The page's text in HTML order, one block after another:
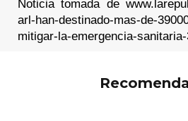
Noticia tomada de
arl-han-destinado-mas-de-
mitigar-la-emergencia-